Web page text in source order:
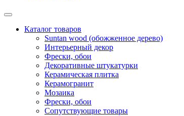
Каталог товаров
Suntan wood (обожженное дерево)
Интерьерный декор
Фрески, обои
Декоративные штукатурки
Керамическая плитка
Керамогранит
Мозаика
Фрески, обои
Сопутствующие товары